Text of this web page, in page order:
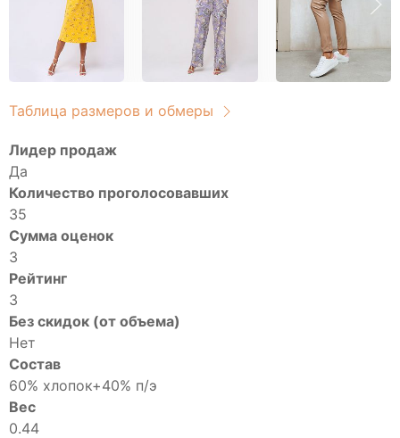
Рубашки
Сорочки
Толстовки
Туники
Футболки
Шорты
МУЖСКОЕ
Костюмы
ДЕТСКОЕ
Для подростков
Костюмы
Футболки
Брюки
Майки
Таблица размеров и обмеры
Лидер продаж
Да
Количество проголосовавших
35
Сумма оценок
3
Рейтинг
3
Без скидок (от объема)
Нет
Состав
60% хлопок+40% п/э
Вес
0.44